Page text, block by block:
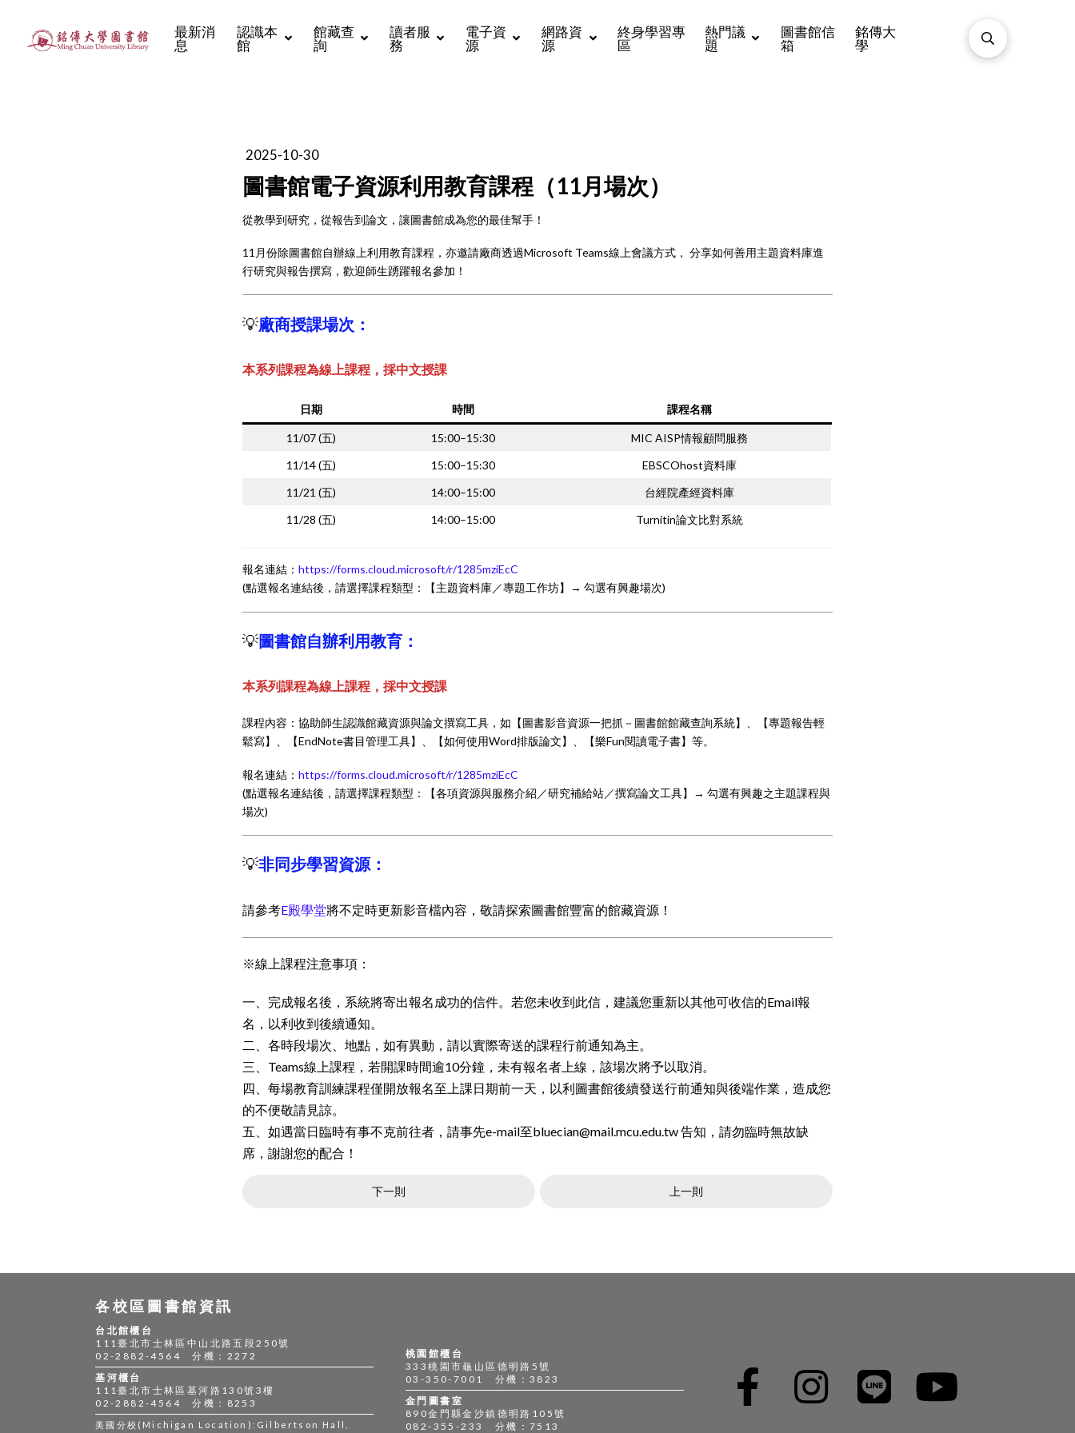
最新消
息
認識本
館
館藏查
詢
讀者服
務
電子資
源
網路資
源
終身學習專
區
熱門議
題
圖書館信
箱
銘傳大
學
2025-10-30
圖書館電子資源利用教育課程（11月場次）
從教學到研究，從報告到論文，讓圖書館成為您的最佳幫手！
11月份除圖書館自辦線上利用教育課程，亦邀請廠商透過Microsoft Teams線上會議方式， 分享如何善用主題資料庫進
行研究與報告撰寫，歡迎師生踴躍報名參加！
💡廠商授課場次：
本系列課程為線上課程，採中文授課
日期 時間 課程名稱
11/07 (五) 15:00–15:30
MIC AISP情報顧問服務
11/14 (五)
15:00–15:30
EBSCOhost資料庫
11/21 (五)
14:00–15:00
台經院產經資料庫
11/28 (五)
14:00–15:00 Turnitin論文比對系統
報名連結：https://forms.cloud.microsoft/r/1285mziEcC
(點選報名連結後，請選擇課程類型：【主題資料庫／專題工作坊】→ 勾選有興趣場次)
💡圖書館自辦利用教育：
本系列課程為線上課程，採中文授課
課程內容：協助師生認識館藏資源與論文撰寫工具，如【圖書影音資源一把抓－圖書館館藏查詢系統】、【專題報告輕
鬆寫】、【EndNote書目管理工具】、【如何使用Word排版論文】、【樂Fun閱讀電子書】等。
報名連結：https://forms.cloud.microsoft/r/1285mziEcC
(點選報名連結後，請選擇課程類型：【各項資源與服務介紹／研究補給站／撰寫論文工具】→ 勾選有興趣之主題課程與
場次)
💡非同步學習資源：
請參考E殿學堂將不定時更新影音檔內容，敬請探索圖書館豐富的館藏資源！
※線上課程注意事項：
一、完成報名後，系統將寄出報名成功的信件。若您未收到此信，建議您重新以其他可收信的Email報
名，以利收到後續通知。
二、各時段場次、地點，如有異動，請以實際寄送的課程行前通知為主。
三、Teams線上課程，若開課時間逾10分鐘，未有報名者上線，該場次將予以取消。
四、每場教育訓練課程僅開放報名至上課日期前一天，以利圖書館後續發送行前通知與後端作業，造成您
的不便敬請見諒。
五、如遇當日臨時有事不克前往者，請事先e-mail至bluecian@mail.mcu.edu.tw 告知，請勿臨時無故缺
席，謝謝您的配合！
下一則 上一則
桃園館櫃台
333桃園市龜山區德明路5號
03-350-7001 分機：3823
金門圖書室
890金門縣金沙鎮德明路105號
082-355-233 分機：7513
各校區圖書館資訊
台北館櫃台
111臺北市士林區中山北路五段250號
02-2882-4564 分機：2272
基河櫃台
111臺北市士林區基河路130號3樓
02-2882-4564 分機：8253
美國分校(Michigan Location):Gilbertson Hall,